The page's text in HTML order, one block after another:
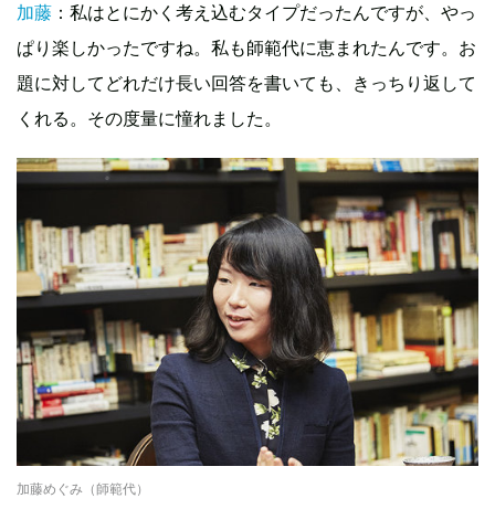
加藤 ：私はとにかく考え込むタイプだったんですが、やっ
ぱり楽しかったですね。私も師範代に恵まれたんです。お
題に対してどれだけ長い回答を書いても、きっちり返して
くれる。その度量に憧れました。
加藤めぐみ（師範代）